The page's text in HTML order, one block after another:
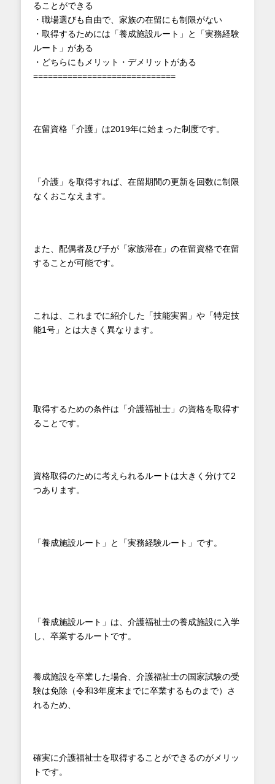
ることができる
・職場選びも自由で、家族の在留にも制限がない
・取得するためには「養成施設ルート」と「実務経験
ルート」がある
・どちらにもメリット・デメリットがある
=============================
在留資格「介護」は2019年に始まった制度です。
「介護」を取得すれば、在留期間の更新を回数に制限
なくおこなえます。
また、配偶者及び子が「家族滞在」の在留資格で在留
することが可能です。
これは、これまでに紹介した「技能実習」や「特定技
能1号」とは大きく異なります。
取得するための条件は「介護福祉士」の資格を取得す
ることです。
資格取得のために考えられるルートは大きく分けて2
つあります。
「養成施設ルート」と「実務経験ルート」です。
「養成施設ルート」は、介護福祉士の養成施設に入学
し、卒業するルートです。
養成施設を卒業した場合、介護福祉士の国家試験の受
験は免除（令和3年度末までに卒業するものまで）さ
れるため、
確実に介護福祉士を取得することができるのがメリッ
トです。